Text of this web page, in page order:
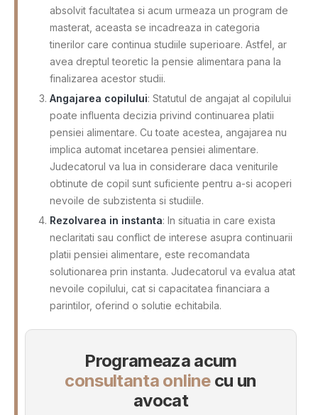
absolvit facultatea si acum urmeaza un program de
masterat, aceasta se incadreaza in categoria
tinerilor care continua studiile superioare. Astfel, ar
avea dreptul teoretic la pensie alimentara pana la
finalizarea acestor studii.
Angajarea copilului: Statutul de angajat al copilului
poate influenta decizia privind continuarea platii
pensiei alimentare. Cu toate acestea, angajarea nu
implica automat incetarea pensiei alimentare.
Judecatorul va lua in considerare daca veniturile
obtinute de copil sunt suficiente pentru a-si acoperi
nevoile de subzistenta si studiile.
Rezolvarea in instanta: In situatia in care exista
neclaritati sau conflict de interese asupra continuarii
platii pensiei alimentare, este recomandata
solutionarea prin instanta. Judecatorul va evalua atat
nevoile copilului, cat si capacitatea financiara a
parintilor, oferind o solutie echitabila.
Programeaza acum
consultanta onlinecu un
avocat